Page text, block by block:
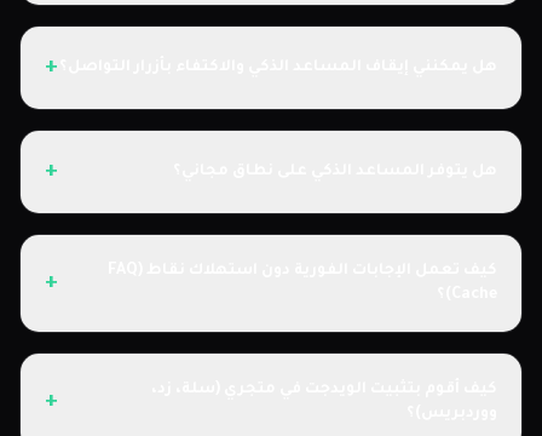
+
+
+
+